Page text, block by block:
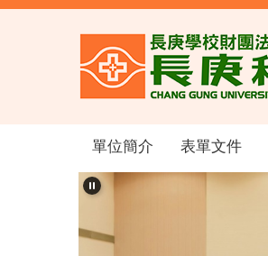
跳
單位簡介 表單文件